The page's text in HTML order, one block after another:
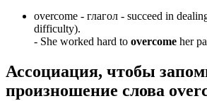
overcome - глагол - succeed in
difficulty).
- She worked hard to overcome her
Ассоциация, чтобы
произношение слова